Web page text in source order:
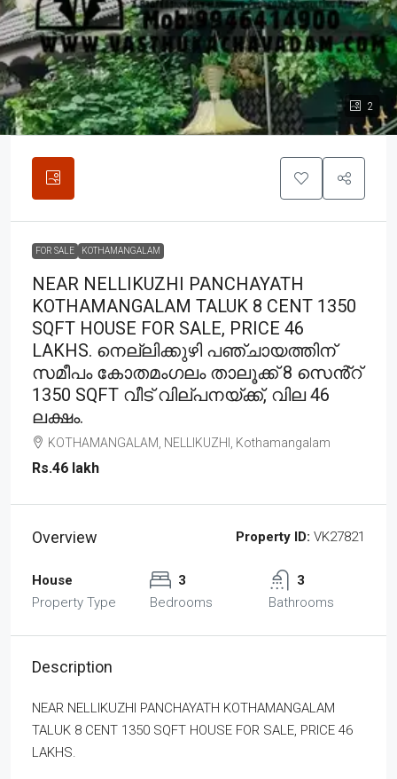
2
FOR SALE KOTHAMANGALAM
NEAR NELLIKUZHI PANCHAYATH
KOTHAMANGALAM TALUK 8 CENT 1350
SQFT HOUSE FOR SALE, PRICE 46
LAKHS. നെല്ലിക്കുഴി പഞ്ചായത്തിന്
സമീപം കോതമംഗലം താലൂക്ക് 8 സെൻ്റ്
1350 SQFT വീട് വില്പനയ്ക്ക്, വില 46
ലക്ഷം.
KOTHAMANGALAM, NELLIKUZHI, Kothamangalam
Rs.46 lakh
Overview Property ID: VK27821
House
Property Type
3
Bedrooms
3
Bathrooms
Description
NEAR NELLIKUZHI PANCHAYATH KOTHAMANGALAM
TALUK 8 CENT 1350 SQFT HOUSE FOR SALE, PRICE 46
LAKHS.